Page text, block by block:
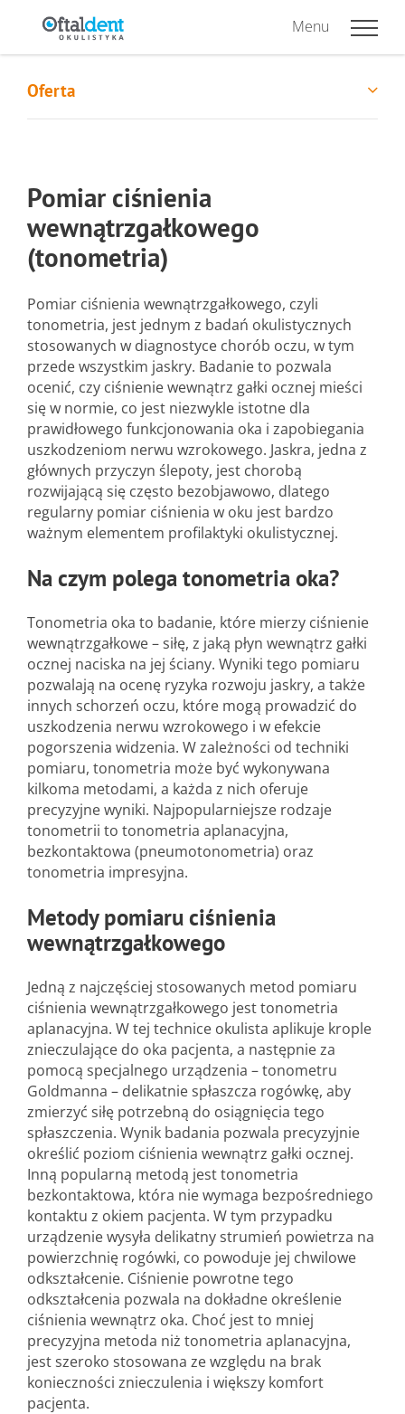
Menu
Oferta
Pomiar ciśnienia
wewnątrzgałkowego
(tonometria)
Pomiar ciśnienia wewnątrzgałkowego, czyli
tonometria, jest jednym z badań okulistycznych
stosowanych w diagnostyce chorób oczu, w tym
przede wszystkim jaskry. Badanie to pozwala
ocenić, czy ciśnienie wewnątrz gałki ocznej mieści
się w normie, co jest niezwykle istotne dla
prawidłowego funkcjonowania oka i zapobiegania
uszkodzeniom nerwu wzrokowego. Jaskra, jedna z
głównych przyczyn ślepoty, jest chorobą
rozwijającą się często bezobjawowo, dlatego
regularny pomiar ciśnienia w oku jest bardzo
ważnym elementem profilaktyki okulistycznej.
Na czym polega tonometria oka?
Tonometria oka to badanie, które mierzy ciśnienie
wewnątrzgałkowe – siłę, z jaką płyn wewnątrz gałki
ocznej naciska na jej ściany. Wyniki tego pomiaru
pozwalają na ocenę ryzyka rozwoju jaskry, a także
innych schorzeń oczu, które mogą prowadzić do
uszkodzenia nerwu wzrokowego i w efekcie
pogorszenia widzenia. W zależności od techniki
pomiaru, tonometria może być wykonywana
kilkoma metodami, a każda z nich oferuje
precyzyjne wyniki. Najpopularniejsze rodzaje
tonometrii to tonometria aplanacyjna,
bezkontaktowa (pneumotonometria) oraz
tonometria impresyjna.
Metody pomiaru ciśnienia
wewnątrzgałkowego
Jedną z najczęściej stosowanych metod pomiaru
ciśnienia wewnątrzgałkowego jest tonometria
aplanacyjna. W tej technice okulista aplikuje krople
znieczulające do oka pacjenta, a następnie za
pomocą specjalnego urządzenia – tonometru
Goldmanna – delikatnie spłaszcza rogówkę, aby
zmierzyć siłę potrzebną do osiągnięcia tego
spłaszczenia. Wynik badania pozwala precyzyjnie
określić poziom ciśnienia wewnątrz gałki ocznej.
Inną popularną metodą jest tonometria
bezkontaktowa, która nie wymaga bezpośredniego
kontaktu z okiem pacjenta. W tym przypadku
urządzenie wysyła delikatny strumień powietrza na
powierzchnię rogówki, co powoduje jej chwilowe
odkształcenie. Ciśnienie powrotne tego
odkształcenia pozwala na dokładne określenie
ciśnienia wewnątrz oka. Choć jest to mniej
precyzyjna metoda niż tonometria aplanacyjna,
jest szeroko stosowana ze względu na brak
konieczności znieczulenia i większy komfort
pacjenta.